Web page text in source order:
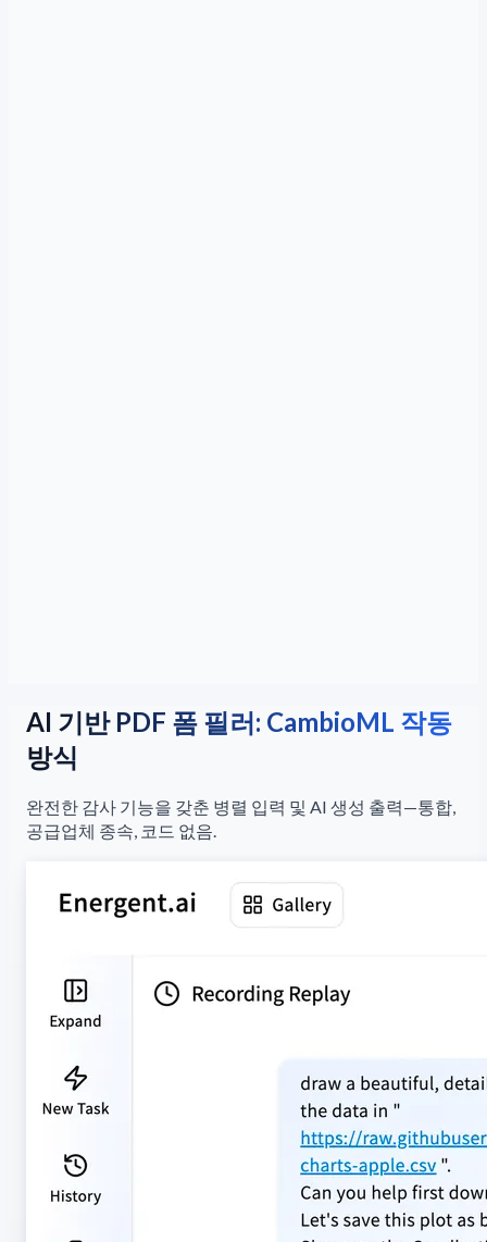
AI 기반 PDF 폼 필러: CambioML 작동
방식
완전한 감사 기능을 갖춘 병렬 입력 및 AI 생성 출력—통합,
공급업체 종속, 코드 없음.